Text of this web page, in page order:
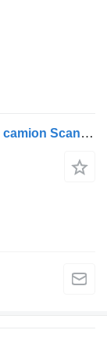
Ambreiaj Scania R450 , 2612290 pentru camion Scania R450 , 2612290